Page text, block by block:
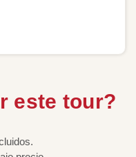
este tour?